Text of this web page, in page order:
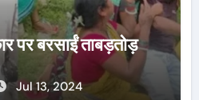
पर बरसाईं ताबड़तोड़
Jul 13, 2024